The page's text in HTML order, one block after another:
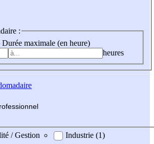
:
Durée maximale (en heure)
heures
fessionnel
/ Gestion
Industrie (1)